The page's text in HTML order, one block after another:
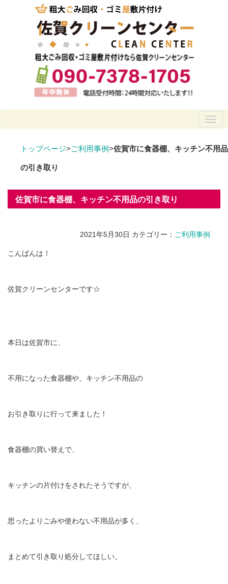
トップページ>ご利用事例>佐賀市に食器棚、キッチン不用品
の引き取り
佐賀市に食器棚、キッチン不用品の引き取り
2021年5月30日 カテゴリー： ご利用事例
こんばんは！
佐賀クリーンセンターです☆
本日は佐賀市に、
不用になった食器棚や、キッチン不用品の
お引き取りに行って来ました！
食器棚の買い替えで、
キッチンの片付けをされたそうですが、
思ったよりごみや使わない不用品が多く、
まとめて引き取り処分してほしい。